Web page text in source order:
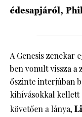
édesapjáról,
A Genesis zenekar
ben vonult vissza a
őszinte interjúban
kihívásokkal kellett
követően a lánya,